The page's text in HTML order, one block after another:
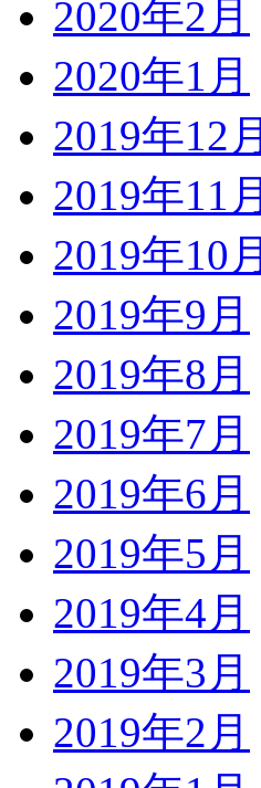
2020年2月
2020年1月
2019年12月
2019年11月
2019年10月
2019年9月
2019年8月
2019年7月
2019年6月
2019年5月
2019年4月
2019年3月
2019年2月